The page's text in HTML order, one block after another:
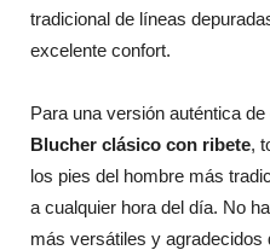
tradicional de líneas
excelente confort.
Para una versión auténtica
Blucher clásico con ribete,
los pies del hombre más
a cualquier hora del día. No
más versátiles y agradecidos